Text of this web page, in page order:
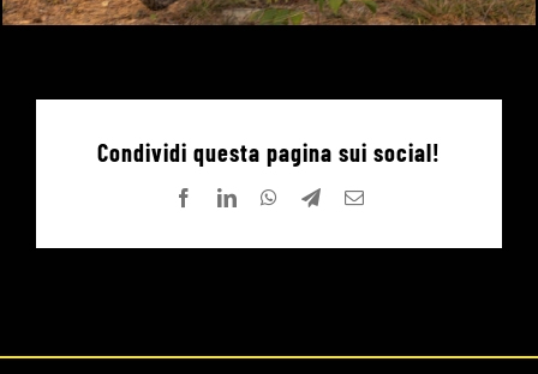
Condividi questa pagina sui social!
FacebookLinkedInWhatsApp
TelegramEmail